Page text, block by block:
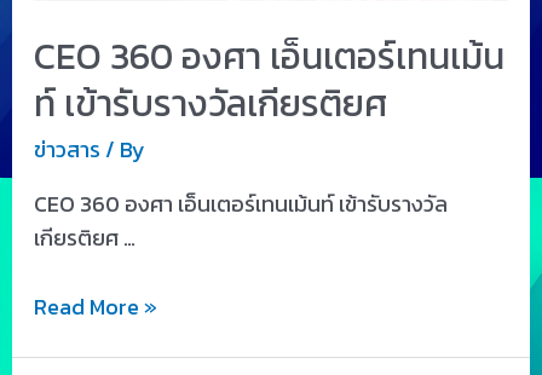
CEO 360 องศา เอ็นเตอร์เทนเม้น
ท์ เข้ารับรางวัลเกียรติยศ
ข่าวสาร / By
CEO 360 องศา เอ็นเตอร์เทนเม้นท์ เข้ารับรางวัล
เกียรติยศ …
Read More »